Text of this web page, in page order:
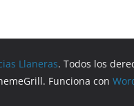
Llaneras. Todos los
Funciona con